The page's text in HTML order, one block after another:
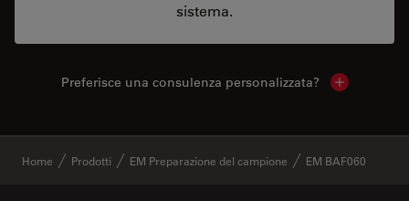
sistema.
Preferisce una consulenza personalizzata? Show local
Home Prodotti EM Preparazione del campione EM BAF060